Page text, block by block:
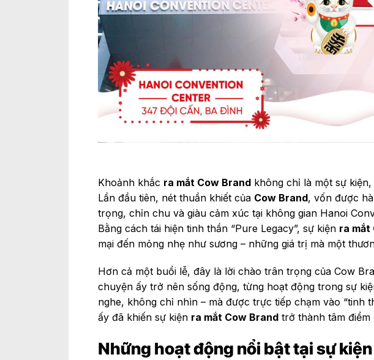
Khoảnh khắc ra mắt Cow Brand không chỉ là một sự
Lần đầu tiên, nét thuần khiết của Cow Brand, vốn được
trọng, chỉn chu và giàu cảm xúc tại không gian Hanoi
Bằng cách tái hiện tinh thần “Pure Legacy”, sự kiện ra mắt
mại đến mỏng nhẹ như sương – những giá trị mà một
Hơn cả một buổi lễ, đây là lời chào trân trọng của Cow
chuyện ấy trở nên sống động, từng hoạt động trong sự
nghe, không chỉ nhìn – mà được trực tiếp chạm vào “tinh
ấy đã khiến sự kiện ra mắt Cow Brand trở thành tâm điểm
Những hoạt động nổi bật tại sự